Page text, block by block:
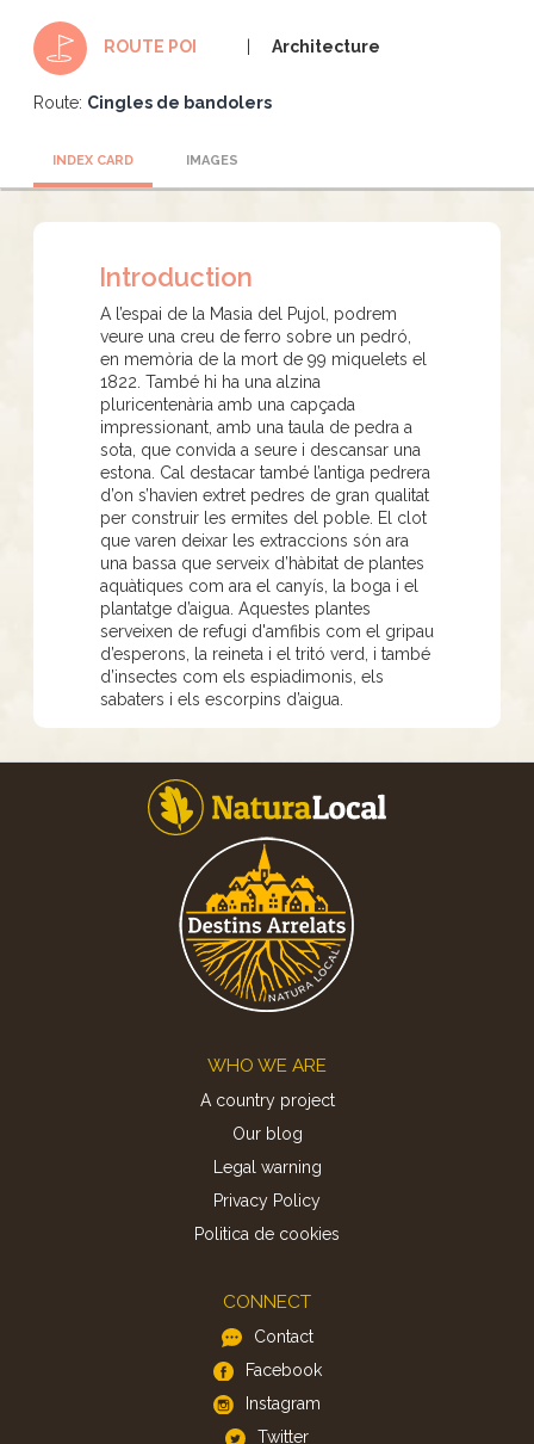
ROUTE POI Architecture
Route: Cingles de bandolers
INDEX CARD IMAGES
Introduction
A l’espai de la Masia del Pujol, podrem
veure una creu de ferro sobre un pedró,
en memòria de la mort de 99 miquelets el
1822. També hi ha una alzina
pluricentenària amb una capçada
impressionant, amb una taula de pedra a
sota, que convida a seure i descansar una
estona. Cal destacar també l’antiga pedrera
d’on s’havien extret pedres de gran qualitat
per construir les ermites del poble. El clot
que varen deixar les extraccions són ara
una bassa que serveix d’hàbitat de plantes
aquàtiques com ara el canyís, la boga i el
plantatge d’aigua. Aquestes plantes
serveixen de refugi d'amfibis com el gripau
d’esperons, la reineta i el tritó verd, i també
d’insectes com els espiadimonis, els
sabaters i els escorpins d’aigua.
WHO WE ARE
A country project
Our blog
Legal warning
Privacy Policy
Politica de cookies
CONNECT
Contact
Facebook
Instagram
Twitter